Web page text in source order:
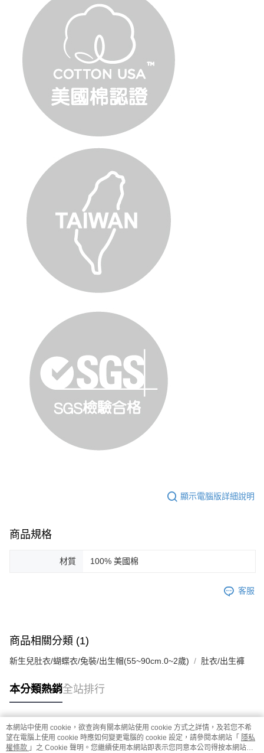
顯示電腦版詳細說明
商品規格
材質 100% 美國棉
客服
商品相關分類 (1)
新生兒肚衣/蝴蝶衣/兔裝/出生帽(55~90cm.0~2歲) 肚衣/出生褲
本分類熱銷全站排行
熱門標籤
本網站中使用 cookie，欲查詢有關本網站使用 cookie 方式之詳情，及若您不希
望在電腦上使用 cookie 時應如何變更電腦的 cookie 設定，請參閱本網站「 隱私
權條款 」之 Cookie 聲明。您繼續使用本網站即表示您同意本公司得按本網站使